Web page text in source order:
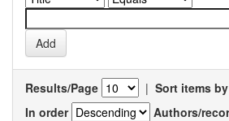
Results/Page | Sort items by
In order
Authors/